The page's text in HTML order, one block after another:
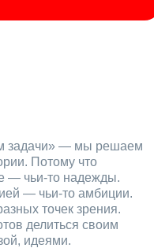
задачи» — мы решаем
Потому что
— чьи‑то надежды.
— чьи‑то амбиции.
точек зрения.
делиться своим
идеями.